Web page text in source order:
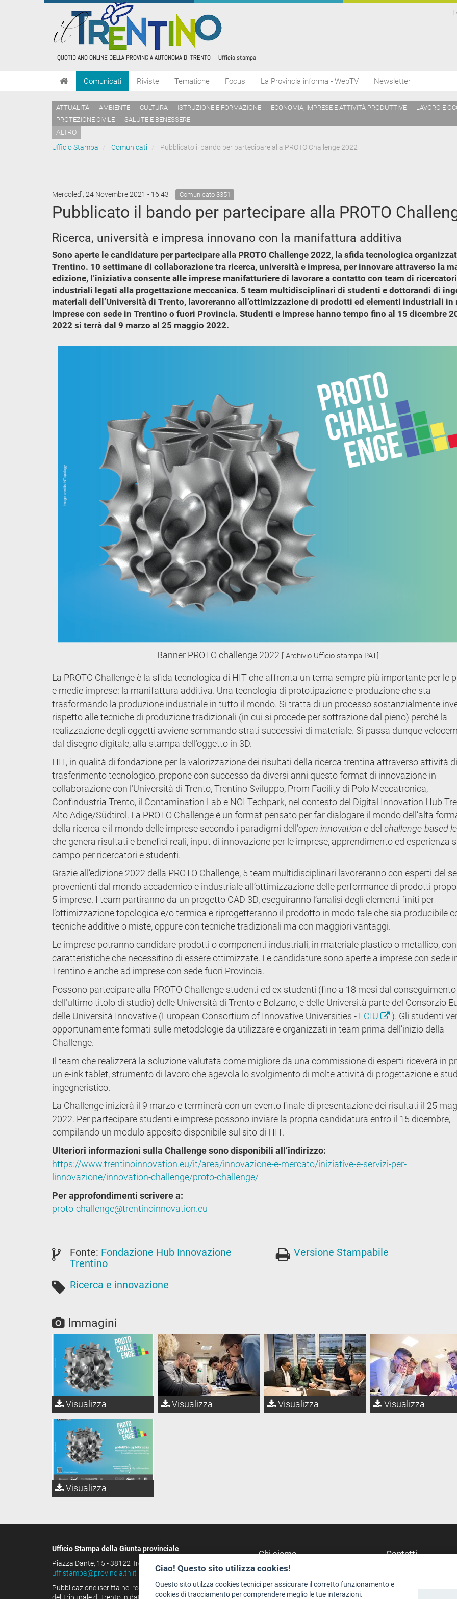
Comunicati Riviste Tematiche Focus La Provincia informa - WebTV Newsletter
ATTUALITÀ AMBIENTE CULTURA ISTRUZIONE E FORMAZIONE ECONOMIA, IMPRESE E ATTIVITÀ PRODUTTIVE LAVORO E
PROTEZIONE CIVILE
SALUTE E BENESSERE
ALTRO
Ufficio Stampa
Comunicati Pubblicato il bando per partecipare alla PROTO Challenge 2022
Mercoledì, 24 Novembre 2021 - 16:43 Comunicato 3351
Pubblicato il bando per partecipare alla PROTO
Ricerca, università e impresa innovano con la manifattura additiva
Sono aperte le candidature per partecipare alla PROTO Challenge 2022, la sfida tecnologica
Trentino. 10 settimane di collaborazione tra ricerca, università e impresa, per innovare attraverso la
edizione, l’iniziativa consente alle imprese manifatturiere di lavorare a contatto con team di
industriali legati alla progettazione meccanica. 5 team multidisciplinari di studenti e dottorandi di
materiali dell’Università di Trento, lavoreranno all’ottimizzazione di prodotti ed elementi industriali
imprese con sede in Trentino o fuori Provincia. Studenti e imprese hanno tempo fino al 15 dicembre
2022 si terrà dal 9 marzo al 25 maggio 2022.
Banner PROTO challenge 2022 [ Archivio Ufficio stampa PAT]
La PROTO Challenge è la sfida tecnologica di HIT che affronta un tema sempre più importante per le
e medie imprese: la manifattura additiva. Una tecnologia di prototipazione e produzione che sta
trasformando la produzione industriale in tutto il mondo. Si tratta di un processo sostanzialmente
rispetto alle tecniche di produzione tradizionali (in cui si procede per sottrazione dal pieno) perché la
realizzazione degli oggetti avviene sommando strati successivi di materiale. Si passa dunque
dal disegno digitale, alla stampa dell’oggetto in 3D.
HIT, in qualità di fondazione per la valorizzazione dei risultati della ricerca trentina attraverso attività di
trasferimento tecnologico, propone con successo da diversi anni questo format di innovazione in
collaborazione con l’Università di Trento, Trentino Sviluppo, Prom Facility di Polo Meccatronica,
Confindustria Trento, il Contamination Lab e NOI Techpark, nel contesto del Digital Innovation Hub
Alto Adige/Südtirol. La PROTO Challenge è un format pensato per far dialogare il mondo dell’alta
della ricerca e il mondo delle imprese secondo i paradigmi dell’open innovation e del challenge-based
che genera risultati e benefici reali, input di innovazione per le imprese, apprendimento ed esperienza
campo per ricercatori e studenti.
Grazie all’edizione 2022 della PROTO Challenge, 5 team multidisciplinari lavoreranno con esperti del
provenienti dal mondo accademico e industriale all’ottimizzazione delle performance di prodotti
5 imprese. I team partiranno da un progetto CAD 3D, eseguiranno l’analisi degli elementi finiti per
l’ottimizzazione topologica e/o termica e riprogetteranno il prodotto in modo tale che sia producibile
tecniche additive o miste, oppure con tecniche tradizionali ma con maggiori vantaggi.
Le imprese potranno candidare prodotti o componenti industriali, in materiale plastico o metallico, con
caratteristiche che necessitino di essere ottimizzate. Le candidature sono aperte a imprese con sede
Trentino e anche ad imprese con sede fuori Provincia.
Possono partecipare alla PROTO Challenge studenti ed ex studenti (fino a 18 mesi dal conseguimento
dell’ultimo titolo di studio) delle Università di Trento e Bolzano, e delle Università parte del Consorzio
delle Università Innovative (European Consortium of Innovative Universities - ECIU
). Gli studenti
opportunamente formati sulle metodologie da utilizzare e organizzati in team prima dell’inizio della
Challenge.
Il team che realizzerà la soluzione valutata come migliore da una commissione di esperti riceverà in
un e-ink tablet, strumento di lavoro che agevola lo svolgimento di molte attività di progettazione e
ingegneristico.
La Challenge inizierà il 9 marzo e terminerà con un evento finale di presentazione dei risultati il 25
2022. Per partecipare studenti e imprese possono inviare la propria candidatura entro il 15 dicembre,
compilando un modulo apposito disponibile sul sito di HIT.
Ulteriori informazioni sulla Challenge sono disponibili all’indirizzo:
https://www.trentinoinnovation.eu/it/area/innovazione-e-mercato/iniziative-e-servizi-per-
linnovazione/innovation-challenge/proto-challenge/
Per approfondimenti scrivere a:
proto-challenge@trentinoinnovation.eu
Fonte: Fondazione Hub Innovazione
Trentino
Ricerca e innovazione
Versione Stampabile
Immagini
Visualizza Visualizza Visualizza Visualizza
Visualizza
Ufficio Stampa della Giunta provinciale
Piazza Dante, 15 - 38122 Trento (IT)
uff.stampa@provincia.tn.it
Pubblicazione iscritta nel registro della stampa
Chi siamo
Redazione
Staff
Contatti
Struttura di
Ciao! Questo sito utilizza cookies!
Questo sito utilzza cookies tecnici per assicurare il corretto funzionamento e
cookies di tracciamento per comprendere meglio le tue interazioni.